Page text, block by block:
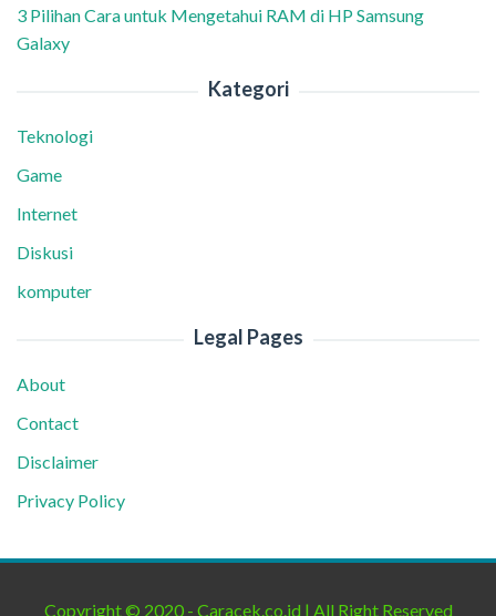
3 Pilihan Cara untuk Mengetahui RAM di HP Samsung
Galaxy
Kategori
Teknologi
Game
Internet
Diskusi
komputer
Legal Pages
About
Contact
Disclaimer
Privacy Policy
Copyright © 2020 - Caracek.co.id | All Right Reserved